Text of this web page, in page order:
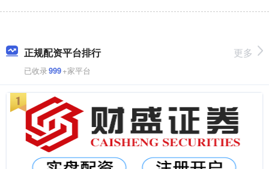
正规配资平台排行
已收录999+家平台
更多